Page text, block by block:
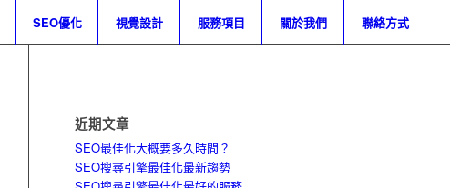
SEO優化 視覺設計 服務項目 關於我們 聯絡方式
近期文章
SEO最佳化大概要多久時間？
SEO搜尋引擎最佳化最新趨勢